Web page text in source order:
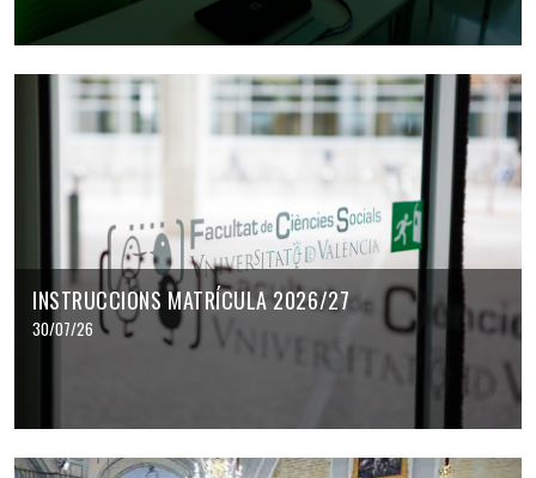
INSTRUCCIONS MATRÍCULA 2026/27
30/07/26